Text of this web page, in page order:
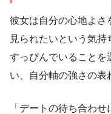
彼女は自分の心地よさ
見られたいという気
すっぴんでいることを
い、自分軸の強さの表
「デートの待ち合わ